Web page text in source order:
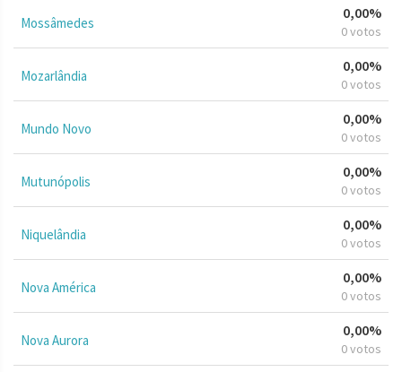
Mossâmedes
0,00%
0 votos
Mozarlândia
0,00%
0 votos
Mundo Novo
0,00%
0 votos
Mutunópolis
0,00%
0 votos
Niquelândia
0,00%
0 votos
Nova América
0,00%
0 votos
Nova Aurora
0,00%
0 votos